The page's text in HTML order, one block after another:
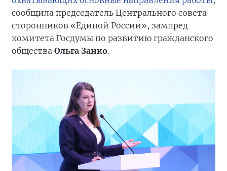
сообщила председатель Центрального совета
сторонников «Единой России», зампред
комитета Госдумы по развитию гражданского
общества Ольга Занко.